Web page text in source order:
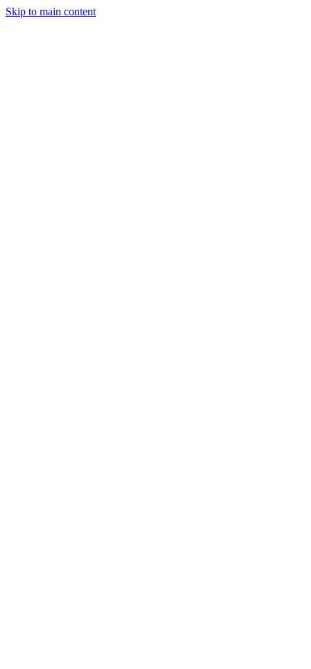
Skip to main content